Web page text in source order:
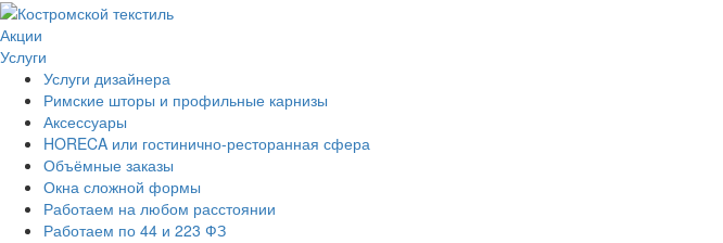
Акции
Услуги
Услуги дизайнера
Римские шторы и профильные карнизы
Аксессуары
HORECA или гостинично-ресторанная сфера
Объёмные заказы
Окна сложной формы
Работаем на любом расстоянии
Работаем по 44 и 223 ФЗ